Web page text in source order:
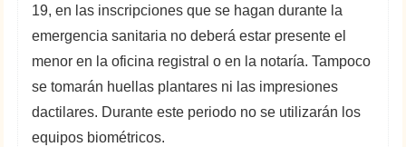
19, en las inscripciones que se hagan durante la
emergencia sanitaria no deberá estar presente el
menor en la oficina registral o en la notaría. Tampoco
se tomarán huellas plantares ni las impresiones
dactilares. Durante este periodo no se utilizarán los
equipos biométricos.